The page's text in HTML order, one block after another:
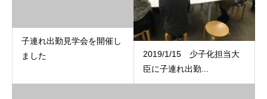
子連れ出勤見学会を開催し
ました
2019/1/15 少子化担当大
臣に子連れ出勤...